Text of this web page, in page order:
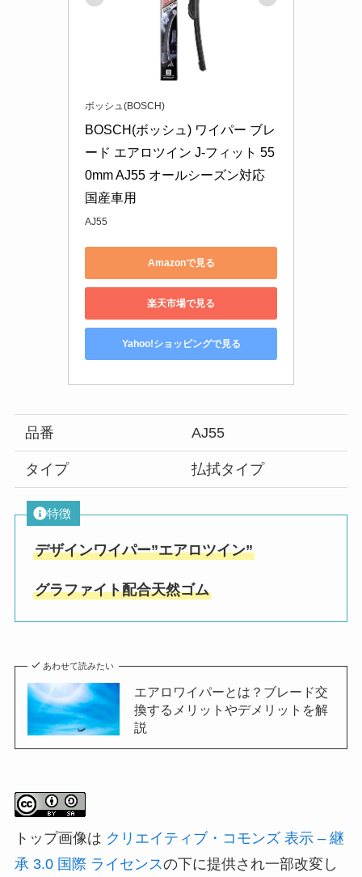
ボッシュ(BOSCH)
BOSCH(ボッシュ) ワイパー ブレ
ード エアロツイン J-フィット 55
0mm AJ55 オールシーズン対応
国産車用
AJ55
Amazonで見る
楽天市場で見る
Yahoo!ショッピングで見る
品番 AJ55
タイプ 払拭タイプ
特徴
デザインワイパー”エアロツイン”
グラファイト配合天然ゴム
あわせて読みたい
エアロワイパーとは？ブレード交
換するメリットやデメリットを解
説
トップ画像は クリエイティブ・コモンズ 表示 – 継
承 3.0 国際 ライセンスの下に提供され一部改変し